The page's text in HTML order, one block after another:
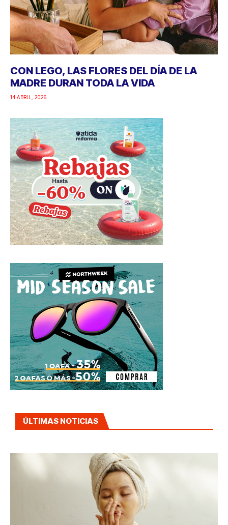
CON LEGO, LAS FLORES DEL DÍA DE LA
MADRE DURAN TODA LA VIDA
14 ABRIL, 2026
ÚLTIMAS NOTICIAS